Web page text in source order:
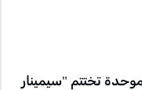
تختتم "سيمينار